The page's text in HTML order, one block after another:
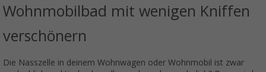
Wohnmobilbad mit wenigen Kniffen
verschönern
Die Nasszelle in deinem Wohnwagen oder Wohnmobil ist zwar